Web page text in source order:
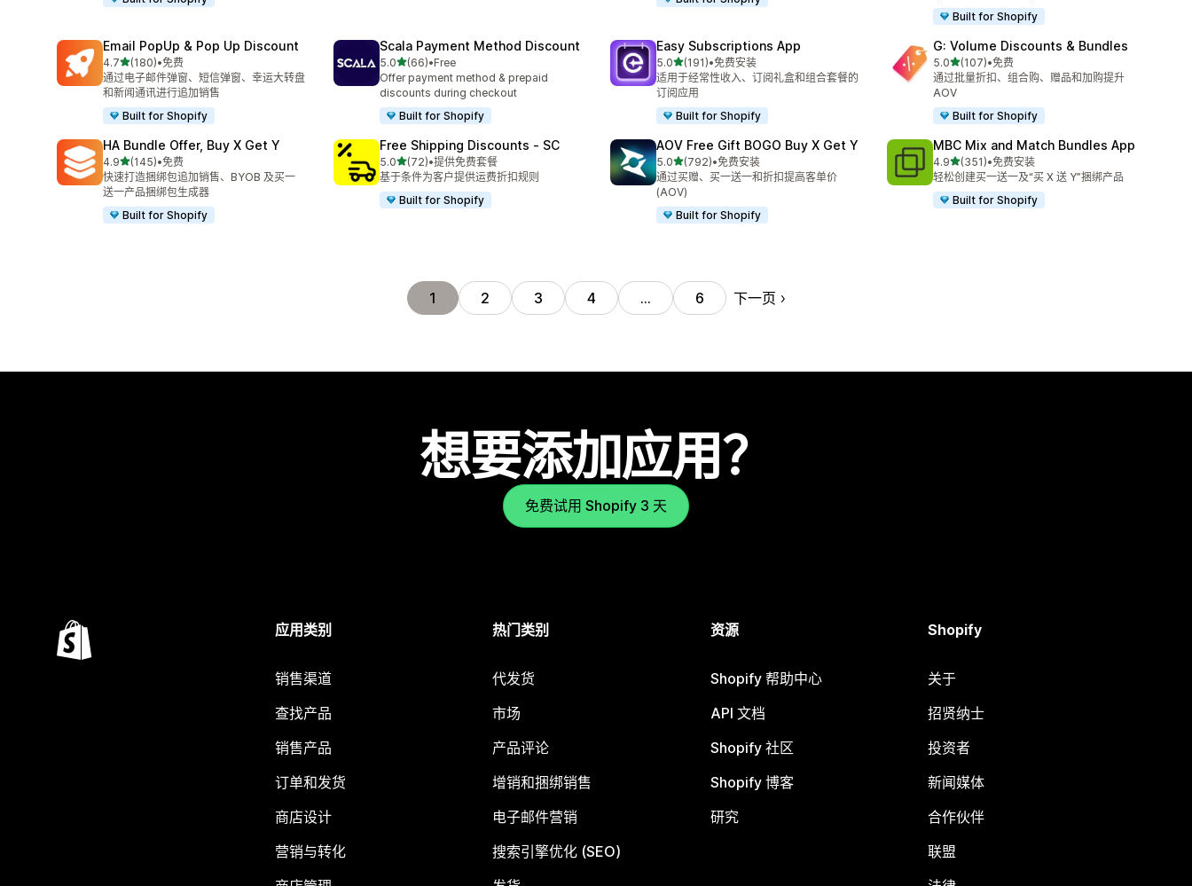
Built for Shopify
Email PopUp & Pop Up Discount
4.7星（满分 5 星）
(180)
总共 180 条评论
•免费
通过电子邮件弹窗、短信弹窗、幸运大转盘
和新闻通讯进行追加销售
Built for Shopify
Scala Payment Method Discount
5.0星（满分 5 星）
(66)
总共 66 条评论
•Free
Offer payment method & prepaid
discounts during checkout
Built for Shopify
Easy Subscriptions App
5.0星（满分 5 星）
(191)
总共 191 条评论
•免费安装
适用于经常性收入、订阅礼盒和组合套餐的
订阅应用
Built for Shopify
G: Volume Discounts & Bundles
5.0星（满分 5 星）
(107)
总共 107 条评论
•免费
通过批量折扣、组合购、赠品和加购提升
AOV
Built for Shopify
HA Bundle Offer, Buy X Get Y
4.9星（满分 5 星）
(145)
总共 145 条评论
•免费
快速打造捆绑包追加销售、BYOB 及买一
送一产品捆绑包生成器
Built for Shopify
Free Shipping Discounts ‑ SC
5.0星（满分 5 星）
(72)
总共 72 条评论
•提供免费套餐
基于条件为客户提供运费折扣规则
Built for Shopify
AOV Free Gift BOGO Buy X Get Y
5.0星（满分 5 星）
(792)
总共 792 条评论
•免费安装
通过买赠、买一送一和折扣提高客单价
(AOV)
Built for Shopify
MBC Mix and Match Bundles App
4.9星（满分 5 星）
(351)
总共 351 条评论
•免费安装
轻松创建买一送一及“买 X 送 Y”捆绑产品
Built for Shopify
1 2 3 4 … 6 下一页
想要添加应用？
免费试用 Shopify 3 天
应用类别
销售渠道
查找产品
销售产品
订单和发货
商店设计
营销与转化
热门类别
代发货
市场
产品评论
增销和捆绑销售
电子邮件营销
搜索引擎优化 (SEO)
资源
Shopify 帮助中心
API 文档
Shopify 社区
Shopify 博客
研究
Shopify
关于
招贤纳士
投资者
新闻媒体
合作伙伴
联盟